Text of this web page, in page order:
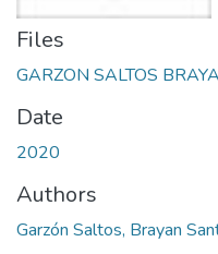
Files
GARZON SALTOS
Date
2020
Authors
Garzón Saltos, Brayan